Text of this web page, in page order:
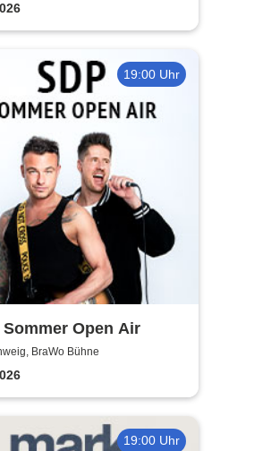
19:00 Uhr
Sommer Open Air
BraWo Bühne
19:00 Uhr